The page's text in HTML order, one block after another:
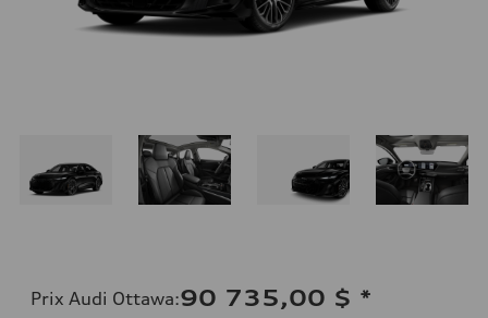
Prix Audi Ottawa:90 735,00 $ *